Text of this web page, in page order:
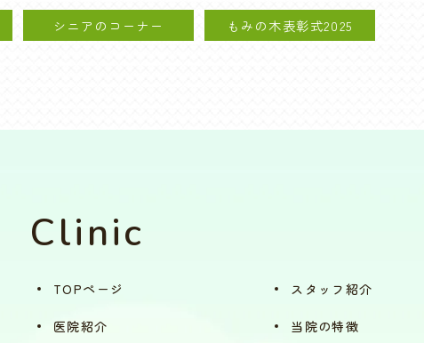
シニアのコーナー もみの木表彰式2025
Clinic
TOPページ
医院紹介
スタッフ紹介
当院の特徴